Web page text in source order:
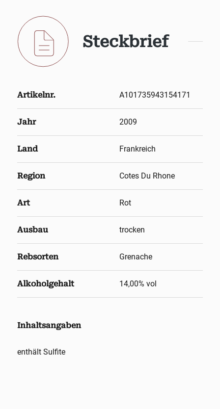
Steckbrief
Artikelnr. A101735943154171
Jahr 2009
Land Frankreich
Region Cotes Du Rhone
Art Rot
Ausbau trocken
Rebsorten Grenache
Alkoholgehalt 14,00% vol
Inhaltsangaben
enthält Sulfite